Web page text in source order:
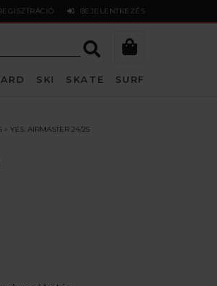
BEJELENTKEZÉS
SKI SKATE SURF
» YES. AIRMASTER 24/25